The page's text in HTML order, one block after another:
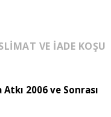
VE İADE
2006 ve Sonrası